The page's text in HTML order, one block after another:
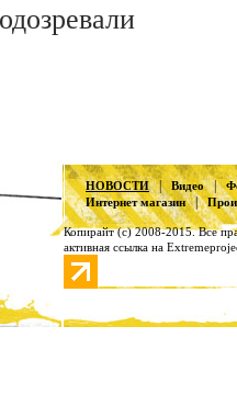
НОВОСТИ|Видео|
Интернет магазин|
Копирайт (с) 2008-2015. Все
активная ссылка на